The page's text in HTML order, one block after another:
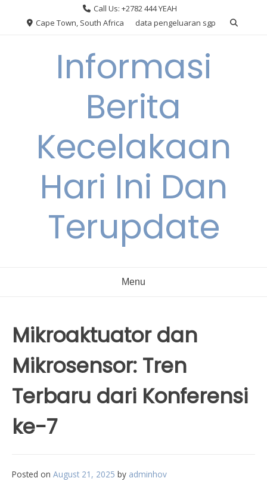
Call Us: +2782 444 YEAH
Cape Town, South Africa
data pengeluaran sgp
Informasi
Berita
Kecelakaan
Hari Ini Dan
Terupdate
Menu
Mikroaktuator dan
Mikrosensor: Tren
Terbaru dari Konferensi
ke-7
Posted on August 21, 2025 by adminhov